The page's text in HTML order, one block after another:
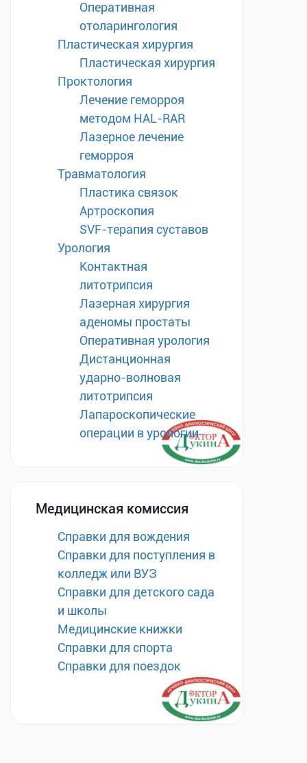
Оперативная
отоларингология
Пластическая хирургия
Пластическая хирургия
Проктология
Лечение геморроя
методом HAL-RAR
Лазерное лечение
геморроя
Травматология
Пластика связок
Артроскопия
SVF-терапия суставов
Урология
Контактная
литотрипсия
Лазерная хирургия
аденомы простаты
Оперативная урология
Дистанционная
ударно-волновая
литотрипсия
Лапароскопические
операции в урологии
Медицинская комиссия
Справки для вождения
Справки для поступления в
колледж или ВУЗ
Справки для детского сада
и школы
Медицинские книжки
Справки для спорта
Справки для поездок